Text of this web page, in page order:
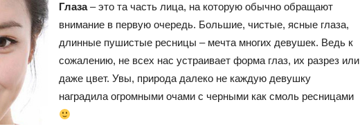
Глаза– это та часть лица, на которую обычно обращают
внимание в первую очередь. Большие, чистые, ясные глаза,
длинные пушистые ресницы – мечта многих девушек. Ведь к
сожалению, не всех нас устраивает форма глаз, их разрез или
даже цвет. Увы, природа далеко не каждую девушку
наградила огромными очами с черными как смоль ресницами